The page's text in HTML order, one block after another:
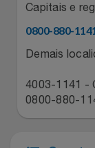
Utilidades
Vestuário
Três Corações
Weconnect
Capitais e
0800-880-
Demais
4003-1141 -
0800-880-